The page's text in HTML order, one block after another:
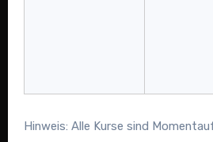
Hinweis: Alle Kurse sind